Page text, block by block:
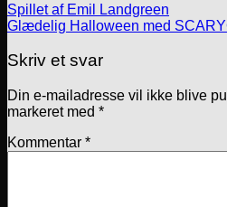
Spillet af Emil Landgreen
Glædelig Halloween med
Skriv et svar
Din e-mailadresse vil ikke blive
markeret med *
Kommentar *